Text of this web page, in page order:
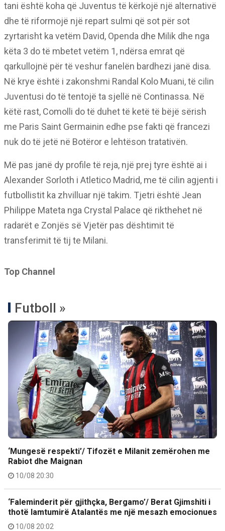
tani është koha që Juventus të kërkojë një alternativë
dhe të riformojë një repart sulmi që sot për sot
zyrtarisht ka vetëm David, Openda dhe Milik dhe nga
këta 3 do të mbetet vetëm 1, ndërsa emrat që
qarkullojnë për të veshur fanelën bardhezi janë disa.
Në krye është i zakonshmi Randal Kolo Muani, të cilin
Juventusi do të tentojë ta sjellë në Continassa. Në
këtë rast, Comolli do të duhet të ketë të bëjë sërish
me Paris Saint Germainin edhe pse fakti që francezi
nuk do të jetë në Botëror e lehtëson tratativën.
Më pas janë dy profile të reja, një prej tyre është ai i
Alexander Sorloth i Atletico Madrid, me të cilin agjenti i
futbollistit ka zhvilluar një takim. Tjetri është Jean
Philippe Mateta nga Crystal Palace që rikthehet në
radarët e Zonjës së Vjetër pas dështimit të
transferimit të tij te Milani.
Top Channel
Futboll »
‘Mungesë respekti’/ Tifozët e Milanit zemërohen me
Rabiot dhe Maignan
10/08 20:30
‘Faleminderit për gjithçka, Bergamo’/ Berat Gjimshiti i
thotë lamtumirë Atalantës me një mesazh emocionues
10/08 20:02